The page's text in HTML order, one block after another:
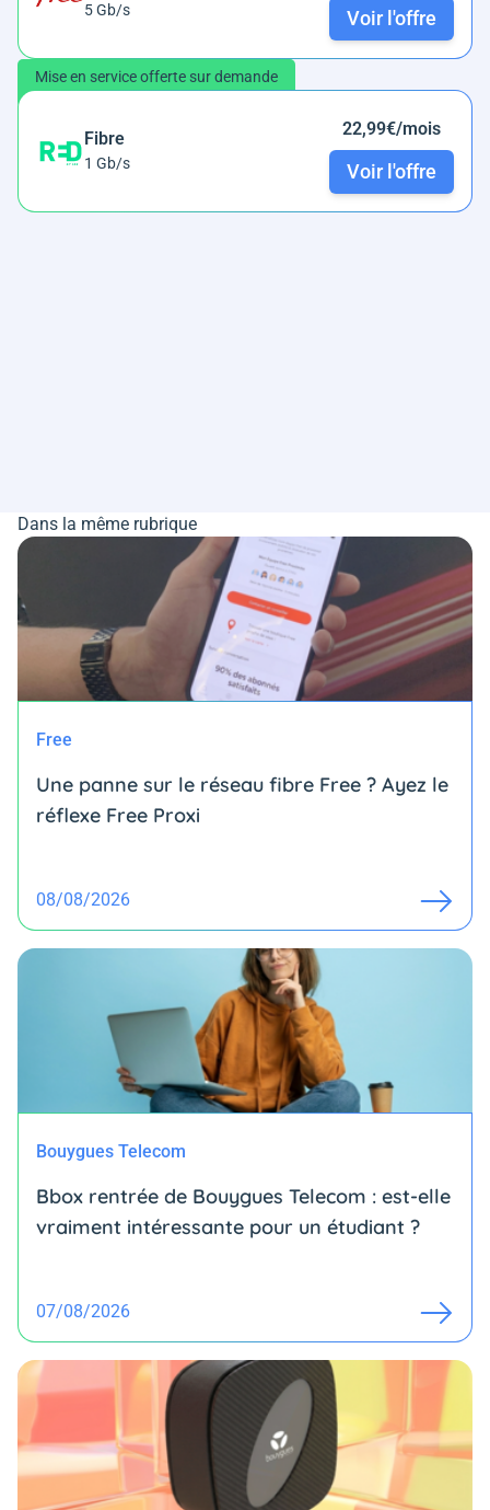
5 Gb/s Voir l'offre
Mise en service offerte sur demande
Fibre
1 Gb/s
22,99€/mois
Voir l'offre
Dans la même rubrique
Free
Une panne sur le réseau fibre Free ? Ayez le
réflexe Free Proxi
08/08/2026
Bouygues Telecom
Bbox rentrée de Bouygues Telecom : est-elle
vraiment intéressante pour un étudiant ?
07/08/2026